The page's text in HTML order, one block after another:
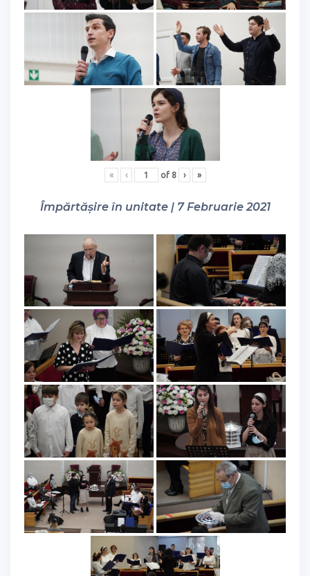
« ‹ of 8 › »
Împărtășire în unitate | 7 Februarie 2021